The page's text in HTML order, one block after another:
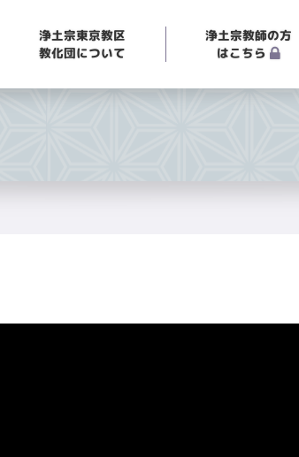
浄土宗東京教区
教化団について
浄土宗教師の方
はこちら